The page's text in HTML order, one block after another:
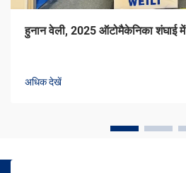
हुनान वेली, 2025 ऑटोमैकेनिका शंघाई में
अधिक देखें